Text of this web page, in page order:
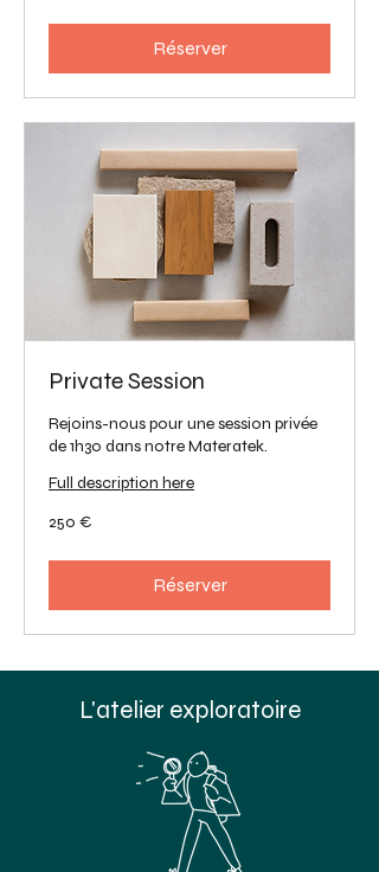
Réserver
Private Session
Rejoins-nous pour une session privée
de 1h30 dans notre Materatek.
Full description here
euros
250 €
Réserver
L'atelier exploratoire